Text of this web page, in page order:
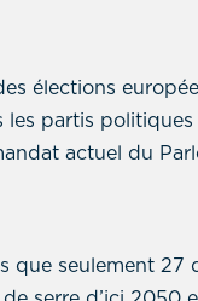
élections
les partis
actuel du
que seulement